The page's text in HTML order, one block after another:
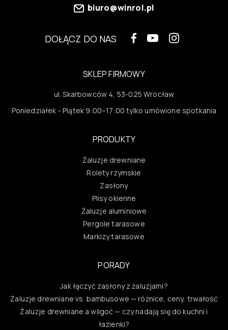
biuro@winrol.pl
DOŁĄCZ DO NAS
SKLEP FIRMOWY
ul. Skarbowców 4, 53-025 Wrocław
Poniedziałek - Piątek 9:00–17:00 tylko umówione spotkania
PRODUKTY
Żaluzje drewniane
Rolety rzymskie
Zasłony
Plisy okienne
Żaluzje aluminiowe
Pergole tarasowe
Markizy tarasowe
PORADY
Jak łączyć zasłony z żaluzjami?
Żaluzje drewniane vs. bambusowe — różnice, ceny, trwałość
Żaluzje drewniane a wilgoć — czy nadają się do kuchni i
łazienki?